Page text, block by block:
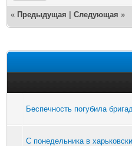
« Предыдущая Следующая »
Беспечность погубила
С понедельника в